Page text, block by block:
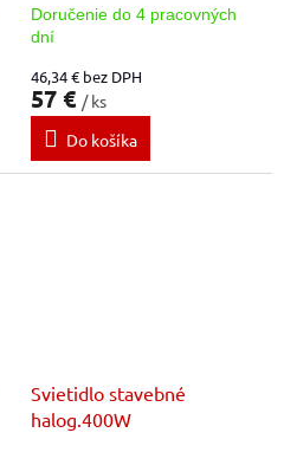
Doručenie do 4 pracovných
dní
46,34 € bez DPH
57 € / ks
Do košíka
Svietidlo stavebné
halog.400W